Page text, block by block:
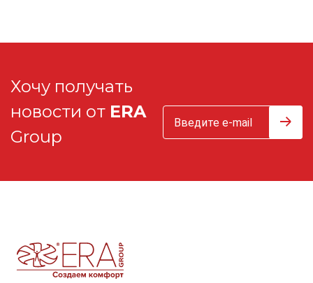
Хочу получать
новости от ERA
Group